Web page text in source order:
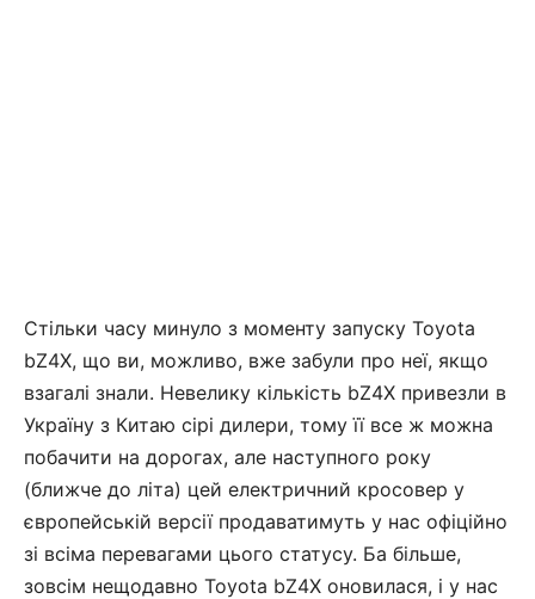
Стільки часу минуло з моменту запуску Toyota
bZ4X, що ви, можливо, вже забули про неї, якщо
взагалі знали. Невелику кількість bZ4X привезли в
Україну з Китаю сірі дилери, тому її все ж можна
побачити на дорогах, але наступного року
(ближче до літа) цей електричний кросовер у
європейській версії продаватимуть у нас офіційно
зі всіма перевагами цього статусу. Ба більше,
зовсім нещодавно Toyota bZ4X оновилася, і у нас